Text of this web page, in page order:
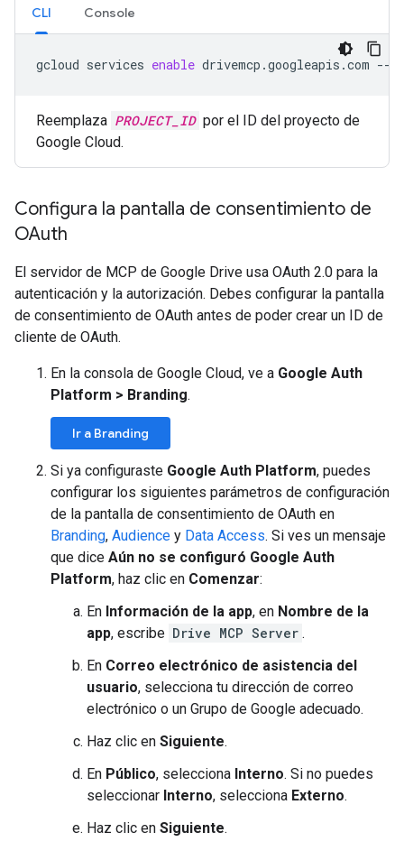
CLI Console
gcloud services enable drivemcp.googleapis.com --
Reemplaza PROJECT_ID por el ID del proyecto de
Google Cloud.
Configura la pantalla de consentimiento de
OAuth
El servidor de MCP de Google Drive usa OAuth 2.0 para la
autenticación y la autorización. Debes configurar la pantalla
de consentimiento de OAuth antes de poder crear un ID de
cliente de OAuth.
En la consola de Google Cloud, ve a Google Auth
Platform > Branding.
Ir a Branding
Si ya configuraste Google Auth Platform, puedes
configurar los siguientes parámetros de configuración
de la pantalla de consentimiento de OAuth en
Branding, Audience y Data Access. Si ves un mensaje
que dice Aún no se configuró Google Auth
Platform, haz clic en Comenzar:
En Información de la app, en Nombre de la
app, escribe Drive MCP Server .
En Correo electrónico de asistencia del
usuario, selecciona tu dirección de correo
electrónico o un Grupo de Google adecuado.
Haz clic en Siguiente.
En Público, selecciona Interno. Si no puedes
seleccionar Interno, selecciona Externo.
Haz clic en Siguiente.